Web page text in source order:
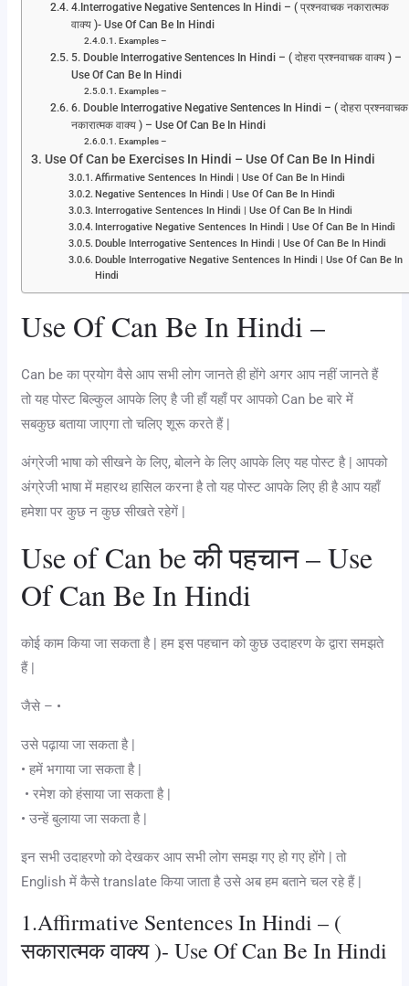
4.Interrogative Negative Sentences In Hindi – ( प्रश्नवाचक नकारात्मक
वाक्य )- Use Of Can Be In Hindi
Examples –
5. Double Interrogative Sentences In Hindi – ( दोहरा प्रश्नवाचक वाक्य ) –
Use Of Can Be In Hindi
Examples –
6. Double Interrogative Negative Sentences In Hindi – ( दोहरा प्रश्नवाचक
नकारात्मक वाक्य ) – Use Of Can Be In Hindi
Examples –
Use Of Can be Exercises In Hindi – Use Of Can Be In Hindi
Affirmative Sentences In Hindi | Use Of Can Be In Hindi
Negative Sentences In Hindi | Use Of Can Be In Hindi
Interrogative Sentences In Hindi | Use Of Can Be In Hindi
Interrogative Negative Sentences In Hindi | Use Of Can Be In Hindi
Double Interrogative Sentences In Hindi | Use Of Can Be In Hindi
Double Interrogative Negative Sentences In Hindi | Use Of Can Be In
Hindi
Use Of Can Be In Hindi –
Can be का प्रयोग वैसे आप सभी लोग जानते ही होंगे अगर आप नहीं जानते हैं
तो यह पोस्ट बिल्कुल आपके लिए है जी हाँ यहाँ पर आपको Can be बारे में
सबकुछ बताया जाएगा तो चलिए शूरू करते हैं |
अंग्रेजी भाषा को सीखने के लिए, बोलने के लिए आपके लिए यह पोस्ट है | आपको
अंग्रेजी भाषा में महारथ हासिल करना है तो यह पोस्ट आपके लिए ही है आप यहाँ
हमेशा पर कुछ न कुछ सीखते रहेगें |
Use of Can be की पहचान – Use
Of Can Be In Hindi
कोई काम किया जा सकता है | हम इस पहचान को कुछ उदाहरण के द्वारा समझते
हैं |
जैसे – •
उसे पढ़ाया जा सकता है |
• हमें भगाया जा सकता है |
‌ • रमेश को हंसाया जा सकता है |
• उन्हें बुलाया जा सकता है |
इन सभी उदाहरणो को देखकर आप सभी लोग समझ गए हो गए होंगे | तो
English में कैसे translate किया जाता है उसे अब हम बताने चल रहे हैं |
1.Affirmative Sentences In Hindi – (
सकारात्मक वाक्य )- Use Of Can Be In Hindi